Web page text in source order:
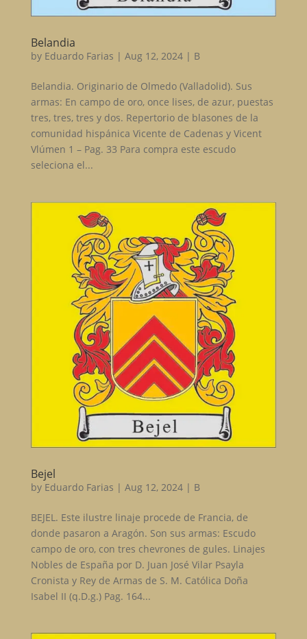
Belandia
by Eduardo Farias | Aug 12, 2024| B
Belandia. Originario de Olmedo (Valladolid). Sus
armas: En campo de oro, once lises, de azur, puestas
tres, tres, tres y dos. Repertorio de blasones de la
comunidad hispánica Vicente de Cadenas y Vicent
Vlúmen 1 – Pag. 33 Para compra este escudo
seleciona el...
Bejel
by Eduardo Farias | Aug 12, 2024| B
BEJEL. Este ilustre linaje procede de Francia, de
donde pasaron a Aragón. Son sus armas: Escudo
campo de oro, con tres chevrones de gules. Linajes
Nobles de España por D. Juan José Vilar Psayla
Cronista y Rey de Armas de S. M. Católica Doña
Isabel II (q.D.g.) Pag. 164...